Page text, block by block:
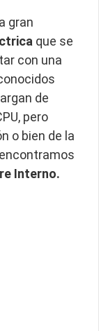
gran
que se
con una
de
pero
o bien de la
Interno.